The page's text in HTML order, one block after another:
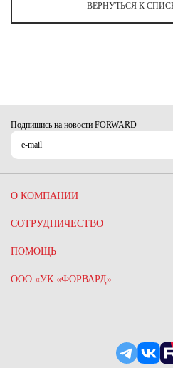
Тюменская область (3)
Ямало-Ненецкий автономный округ (1)
Ярославская область (1)
ВЕРНУТЬСЯ К
Подпишись на новости FORWARD
О КОМПАНИИ
СОТРУДНИЧЕСТВО
ПОМОЩЬ
ООО «УК «ФОРВАРД»